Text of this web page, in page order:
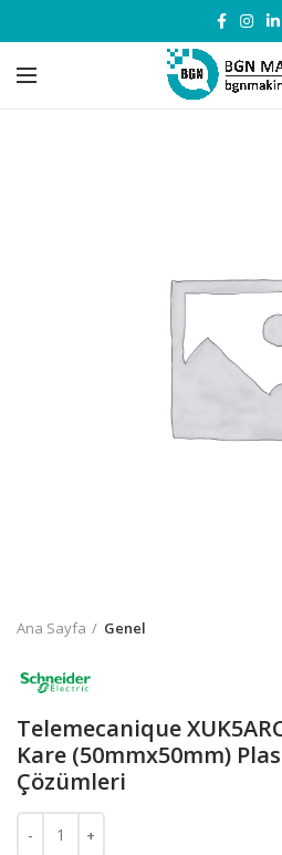
Ana Sayfa Genel
Telemecanique
Kare (50mmx50mm)
Çözümleri
Telemecanique XUK5ARCNL2